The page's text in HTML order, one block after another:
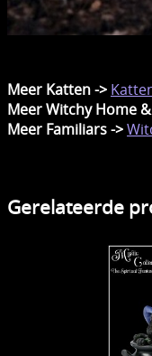
Meer Katten ->
Meer Witchy Home
Meer Familiars ->
Gerelateerde